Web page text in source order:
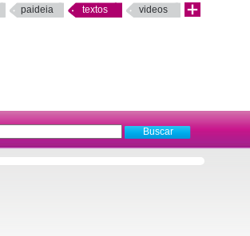
paideia textos videos